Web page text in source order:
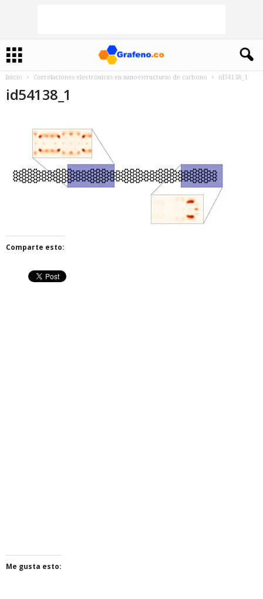
Inicio Correlaciones electrónicas en nanoestructuras de carbono id54138_1
id54138_1
Comparte esto:
Me gusta esto: